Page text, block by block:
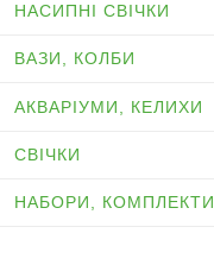
НАСИПНІ СВІЧКИ
ВАЗИ, КОЛБИ
АКВАРІУМИ, КЕЛИХИ
СВІЧКИ
НАБОРИ, КОМПЛЕКТИ